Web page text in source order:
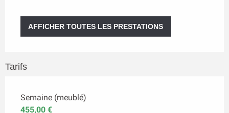
AFFICHER TOUTES LES PRESTATIONS
Tarifs
Semaine (meublé)
455,00 €